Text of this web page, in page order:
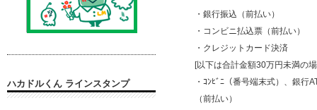
・銀行振込（前払い）
・コンビニ払込票（前払い）
・クレジットカード決済
[以下は合計金額30万円未満の
・ｺﾝﾋﾞﾆ（番号端末式）、銀行
（前払い）
ハカドルくん ラインスタンプ